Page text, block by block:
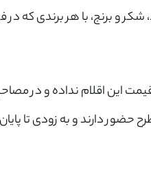
شکر و برنج، با هر برندی که
این اقلام نداده و در
در این طرح حضور دارند و به